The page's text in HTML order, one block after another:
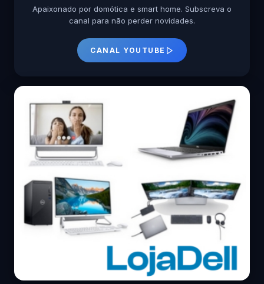
Apaixonado por domótica e smart home. Subscreva o
canal para não perder novidades.
CANAL YOUTUBE